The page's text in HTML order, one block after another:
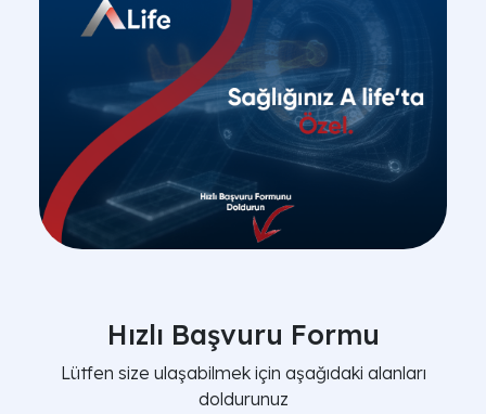
Hızlı Başvuru Formu
Lütfen size ulaşabilmek için aşağıdaki alanları
doldurunuz